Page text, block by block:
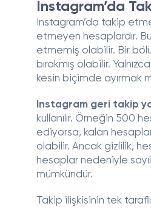
Instagram’da
Instagram’da takip
etmeyen hesaplardır.
etmemiş olabilir. Bir
bırakmış olabilir.
kesin biçimde ayırmak
Instagram geri takip
kullanılır. Örneğin 500
ediyorsa, kalan
olabilir. Ancak gizlilik,
hesaplar nedeniyle
mümkündür.
Takip ilişkisinin tek